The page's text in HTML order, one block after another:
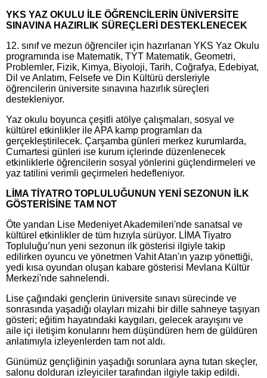
YKS YAZ OKULU İLE ÖĞRENCİLERİN ÜNİVERSİTE
SINAVINA HAZIRLIK SÜREÇLERİ DESTEKLENECEK
12. sınıf ve mezun öğrenciler için hazırlanan YKS Yaz Okulu
programında ise Matematik, TYT Matematik, Geometri,
Problemler, Fizik, Kimya, Biyoloji, Tarih, Coğrafya, Edebiyat,
Dil ve Anlatım, Felsefe ve Din Kültürü dersleriyle
öğrencilerin üniversite sınavına hazırlık süreçleri
destekleniyor.
Yaz okulu boyunca çeşitli atölye çalışmaları, sosyal ve
kültürel etkinlikler ile APA kamp programları da
gerçekleştirilecek. Çarşamba günleri merkez kurumlarda,
Cumartesi günleri ise kurum içlerinde düzenlenecek
etkinliklerle öğrencilerin sosyal yönlerini güçlendirmeleri ve
yaz tatilini verimli geçirmeleri hedefleniyor.
LİMA TİYATRO TOPLULUĞUNUN YENİ SEZONUN İLK
GÖSTERİSİNE TAM NOT
Öte yandan Lise Medeniyet Akademileri'nde sanatsal ve
kültürel etkinlikler de tüm hızıyla sürüyor. LİMA Tiyatro
Topluluğu’nun yeni sezonun ilk gösterisi ilgiyle takip
edilirken oyuncu ve yönetmen Vahit Atan'ın yazıp yönettiği,
yedi kısa oyundan oluşan kabare gösterisi Mevlana Kültür
Merkezi'nde sahnelendi.
Lise çağındaki gençlerin üniversite sınavı sürecinde ve
sonrasında yaşadığı olayları mizahi bir dille sahneye taşıyan
gösteri; eğitim hayatındaki kaygıları, gelecek arayışını ve
aile içi iletişim konularını hem düşündüren hem de güldüren
anlatımıyla izleyenlerden tam not aldı.
Günümüz gençliğinin yaşadığı sorunlara ayna tutan skeçler,
salonu dolduran izleyiciler tarafından ilgiyle takip edildi.